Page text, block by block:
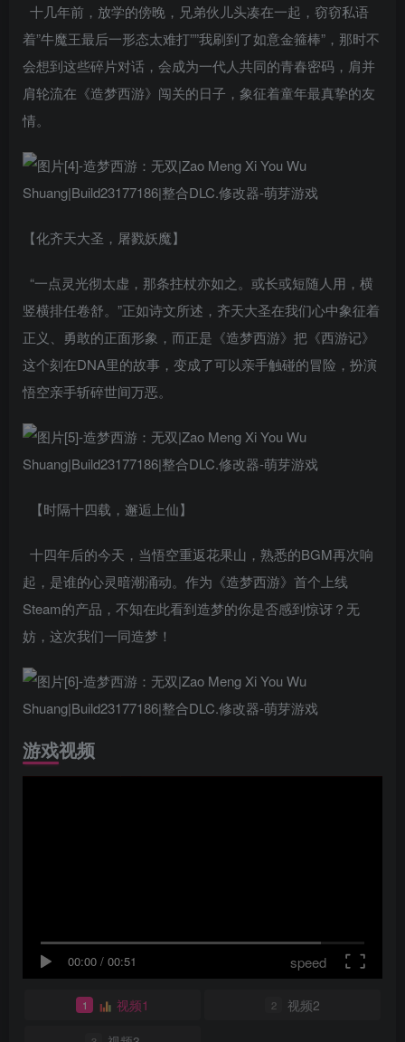
十几年前，放学的傍晚，兄弟伙儿头凑在一起，窃窃私语
着”牛魔王最后一形态太难打””我刷到了如意金箍棒”，那时不
会想到这些碎片对话，会成为一代人共同的青春密码，肩并
肩轮流在《造梦西游》闯关的日子，象征着童年最真挚的友
情。
【化齐天大圣，屠戮妖魔】
“一点灵光彻太虚，那条拄杖亦如之。或长或短随人用，横
竖横排任卷舒。”正如诗文所述，齐天大圣在我们心中象征着
正义、勇敢的正面形象，而正是《造梦西游》把《西游记》
这个刻在DNA里的故事，变成了可以亲手触碰的冒险，扮演
悟空亲手斩碎世间万恶。
【时隔十四载，邂逅上仙】
十四年后的今天，当悟空重返花果山，熟悉的BGM再次响
起，是谁的心灵暗潮涌动。作为《造梦西游》首个上线
Steam的产品，不知在此看到造梦的你是否感到惊讶？无
妨，这次我们一同造梦！
游戏视频
00:00 / 00:51 speed
1 视频1 2 视频2